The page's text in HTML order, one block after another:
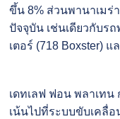
ขึ้น 8% ส่วนพานาเมร่
ปัจจุบัน เช่นเดียวกับร
เตอร์ (718 Boxster)
เดทเลฟ ฟอน พลาเทน
เน้นไปที่ระบบขับเคลื่